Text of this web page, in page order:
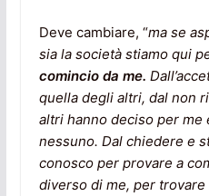
Deve cambiare, “ma se
sia la società stiamo qui
comincio da me.
quella degli altri, dal non
altri hanno deciso per me
nessuno. Dal chiedere e
conosco per provare a
diverso di me, per